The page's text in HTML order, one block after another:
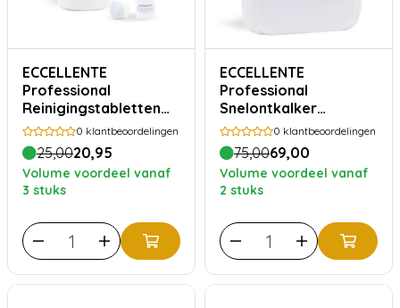
ECCELLENTE
Professional
Reinigingstabletten
25 x 3,4 gram
0 klantbeoordelingen
25,0020,95
Volume voordeel vanaf
3 stuks
ECCELLENTE
Professional
Snelontkalker
Jerrycan 10 liter -
Highly Concentrated,
100x ontkalken
0 klantbeoordelingen
75,0069,00
Volume voordeel vanaf
2 stuks